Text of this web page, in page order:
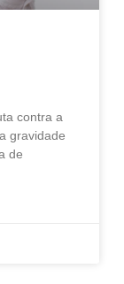
contra a
gravidade
de